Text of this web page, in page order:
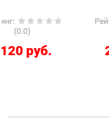
Рейтинг:
2424 руб.